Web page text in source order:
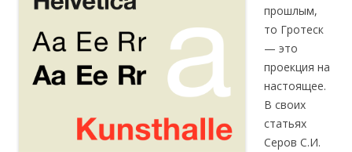
прошлым,
то Гротеск
— это
проекция на
настоящее.
В своих
статьях
Серов С.И.